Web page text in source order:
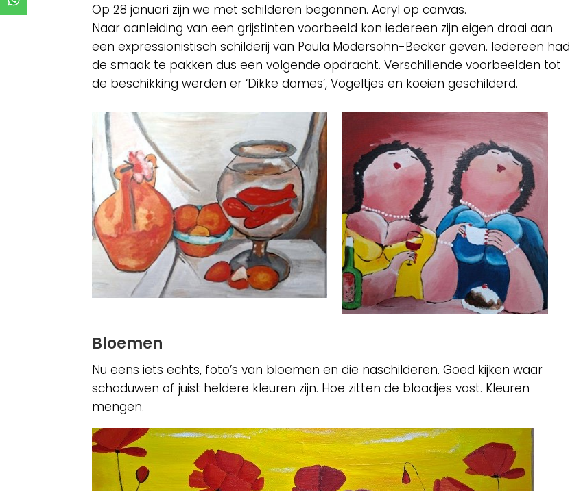
Op 28 januari zijn we met schilderen begonnen. Acryl op canvas.
Naar aanleiding van een grijstinten voorbeeld kon iedereen zijn eigen draai aan
een expressionistisch schilderij van Paula Modersohn-Becker geven. Iedereen had
de smaak te pakken dus een volgende opdracht. Verschillende voorbeelden tot
de beschikking werden er ‘Dikke dames’, Vogeltjes en koeien geschilderd.
Bloemen
Nu eens iets echts, foto’s van bloemen en die naschilderen. Goed kijken waar
schaduwen of juist heldere kleuren zijn. Hoe zitten de blaadjes vast. Kleuren
mengen.